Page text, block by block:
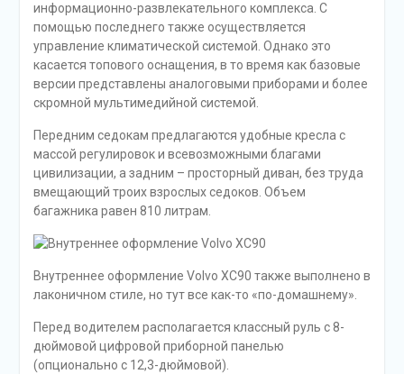
информационно-развлекательного комплекса. С
помощью последнего также осуществляется
управление климатической системой. Однако это
касается топового оснащения, в то время как базовые
версии представлены аналоговыми приборами и более
скромной мультимедийной системой.
Передним седокам предлагаются удобные кресла с
массой регулировок и всевозможными благами
цивилизации, а задним – просторный диван, без труда
вмещающий троих взрослых седоков. Объем
багажника равен 810 литрам.
Внутреннее оформление Volvo XC90 также выполнено в
лаконичном стиле, но тут все как-то «по-домашнему».
Перед водителем располагается классный руль с 8-
дюймовой цифровой приборной панелью
(опционально с 12,3-дюймовой).